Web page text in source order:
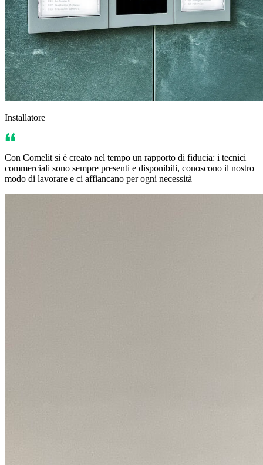
Installatore
Con Comelit si è creato nel tempo un rapporto di fiducia: i tecnici
commerciali sono sempre presenti e disponibili, conoscono il nostro
modo di lavorare e ci affiancano per ogni necessità